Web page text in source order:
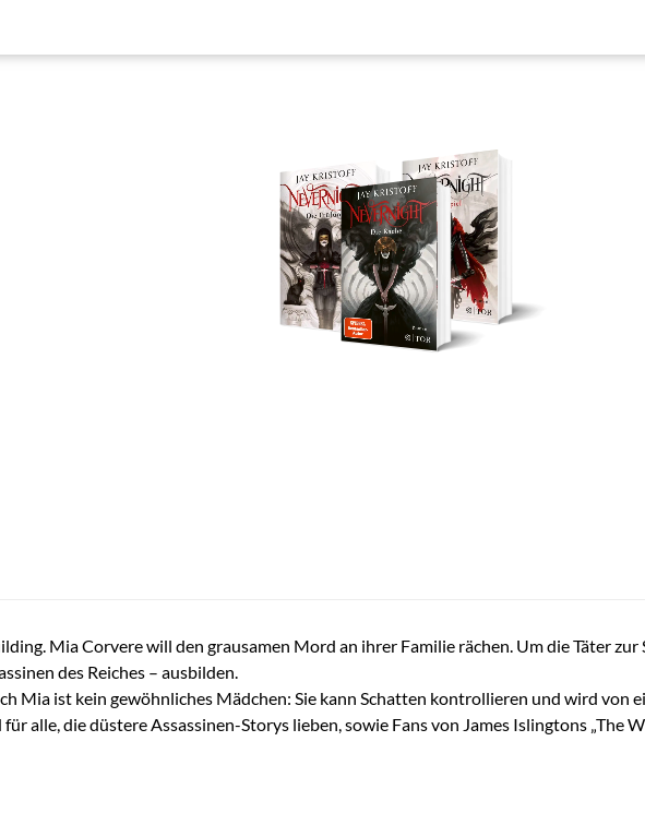
Mia Corvere will den grausamen Mord an ihrer Familie rächen. Um die Täter zur
des Reiches – ausbilden.
Mia ist kein gewöhnliches Mädchen: Sie kann Schatten kontrollieren und wird von
alle, die düstere Assassinen-Storys lieben, sowie Fans von James Islingtons „The